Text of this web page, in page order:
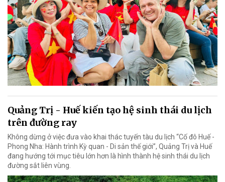
Quảng Trị - Huế kiến tạo hệ sinh thái du lịch
trên đường ray
Không dừng ở việc đưa vào khai thác tuyến tàu du lịch “Cố đô Huế -
Phong Nha: Hành trình Kỳ quan - Di sản thế giới”, Quảng Trị và Huế
đang hướng tới mục tiêu lớn hơn là hình thành hệ sinh thái du lịch
đường sắt liên vùng.